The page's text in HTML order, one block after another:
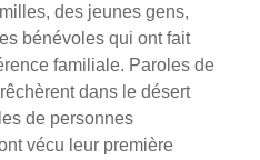
des jeunes gens,
bénévoles qui ont fait
familiale. Paroles de
dans le désert
de personnes
vécu leur première